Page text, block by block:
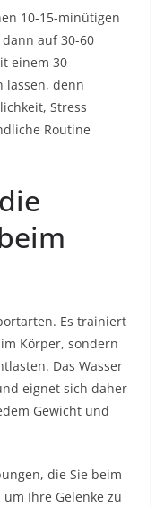
10-15-minütigen
auf 30-60
einem 30-
lassen, denn
Stress
Routine
Es trainiert
Körper, sondern
Das Wasser
eignet sich daher
Gewicht und
die Sie beim
Ihre Gelenke zu